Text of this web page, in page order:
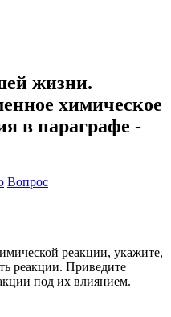
жизни.
химическое
в параграфе -
Вопрос
реакции, укажите,
реакции. Приведите
под их влиянием.